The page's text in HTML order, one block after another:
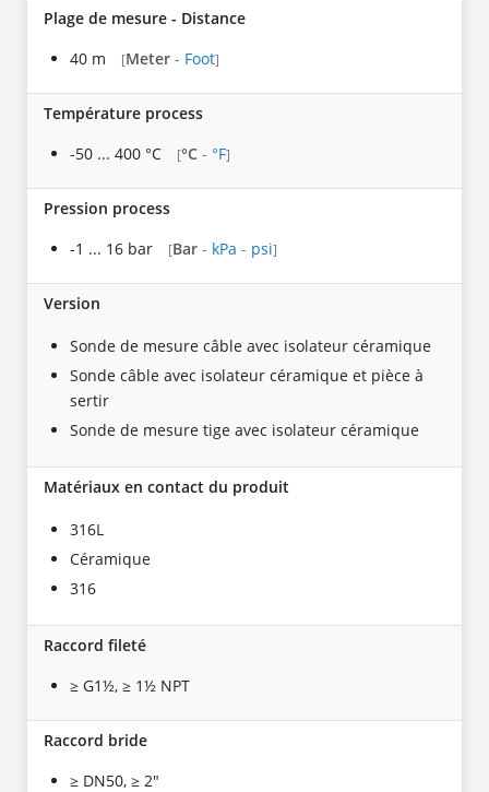
Plage de mesure - Distance
40 m
[Meter - Foot]
Température process
-50 ... 400 °C
[°C - °F]
Pression process
-1 ... 16 bar
[Bar - kPa - psi]
Version
Sonde de mesure câble avec isolateur céramique
Sonde câble avec isolateur céramique et pièce à
sertir
Sonde de mesure tige avec isolateur céramique
Matériaux en contact du produit
316L
Céramique
316
Raccord fileté
≥ G1½, ≥ 1½ NPT
Raccord bride
≥ DN50, ≥ 2"